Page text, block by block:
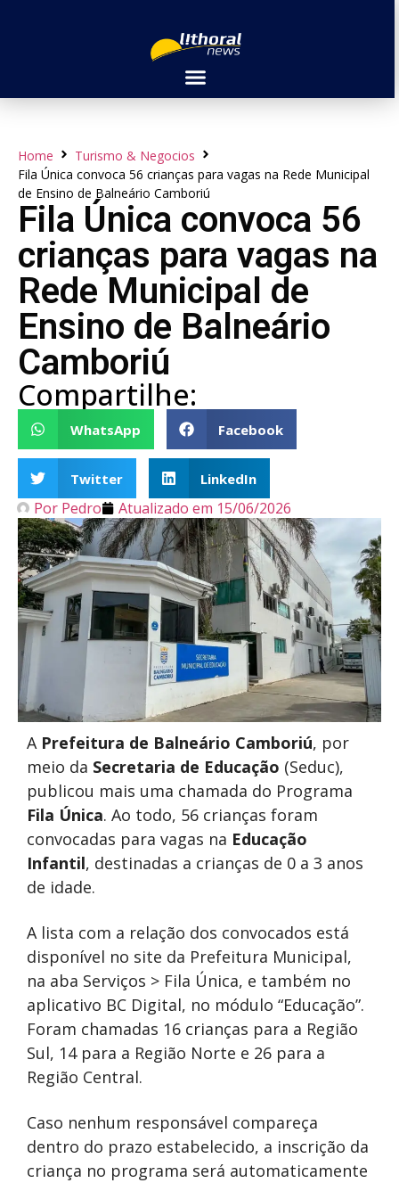
Home
Turismo & Negocios
Fila Única convoca 56 crianças para vagas na Rede Municipal
de Ensino de Balneário Camboriú
Fila Única convoca 56
crianças para vagas na
Rede Municipal de
Ensino de Balneário
Camboriú
Compartilhe:
WhatsApp Facebook
Twitter LinkedIn
Por Pedro Atualizado em 15/06/2026
A Prefeitura de Balneário Camboriú, por
meio da Secretaria de Educação (Seduc),
publicou mais uma chamada do Programa
Fila Única. Ao todo, 56 crianças foram
convocadas para vagas na Educação
Infantil, destinadas a crianças de 0 a 3 anos
de idade.
A lista com a relação dos convocados está
disponível no site da Prefeitura Municipal,
na aba Serviços > Fila Única, e também no
aplicativo BC Digital, no módulo “Educação”.
Foram chamadas 16 crianças para a Região
Sul, 14 para a Região Norte e 26 para a
Região Central.
Caso nenhum responsável compareça
dentro do prazo estabelecido, a inscrição da
criança no programa será automaticamente